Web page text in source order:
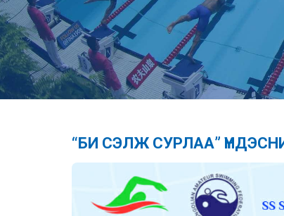
“БИ СЭЛЖ СУРЛАА”